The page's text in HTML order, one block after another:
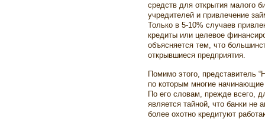
средств для открытия малого
учредителей и привлечение
Только в 5-10% случаев
кредиты или целевое
объясняется тем, что
открывшиеся предприятия.
Помимо этого, представитель
по которым многие
По его словам, прежде всего,
является тайной, что банки не
более охотно кредитуют